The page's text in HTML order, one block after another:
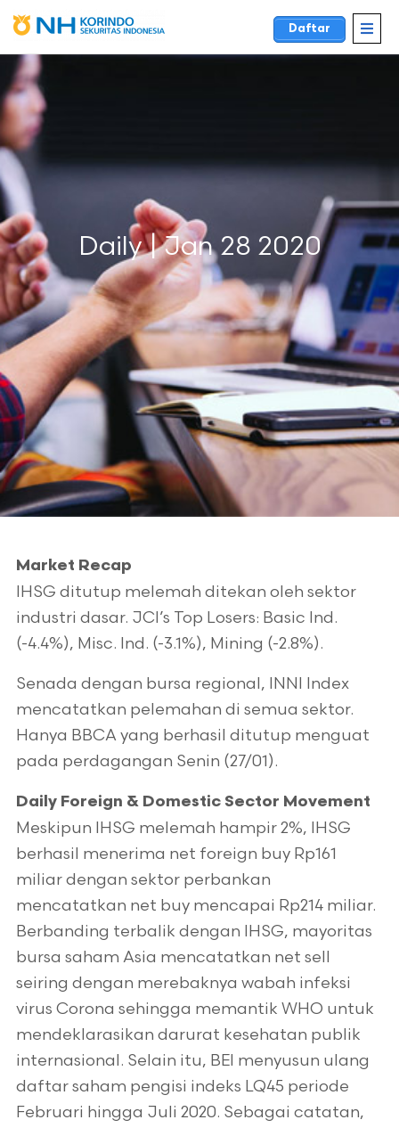
Daftar
Daily | Jan 28 2020
Market Recap
IHSG ditutup melemah ditekan oleh sektor
industri dasar. JCI’s Top Losers: Basic Ind.
(-4.4%), Misc. Ind. (-3.1%), Mining (-2.8%).
Senada dengan bursa regional, INNI Index
mencatatkan pelemahan di semua sektor.
Hanya BBCA yang berhasil ditutup menguat
pada perdagangan Senin (27/01).
Daily Foreign & Domestic Sector Movement
Meskipun IHSG melemah hampir 2%, IHSG
berhasil menerima net foreign buy Rp161
miliar dengan sektor perbankan
mencatatkan net buy mencapai Rp214 miliar.
Berbanding terbalik dengan IHSG, mayoritas
bursa saham Asia mencatatkan net sell
seiring dengan merebaknya wabah infeksi
virus Corona sehingga memantik WHO untuk
mendeklarasikan darurat kesehatan publik
internasional. Selain itu, BEI menyusun ulang
daftar saham pengisi indeks LQ45 periode
Februari hingga Juli 2020. Sebagai catatan,